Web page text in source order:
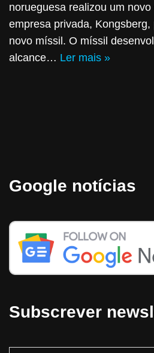
norueguesa realizou um
empresa privada,
novo míssil. O míssil
alcance… Ler mais »
Google notícias
Subscrever